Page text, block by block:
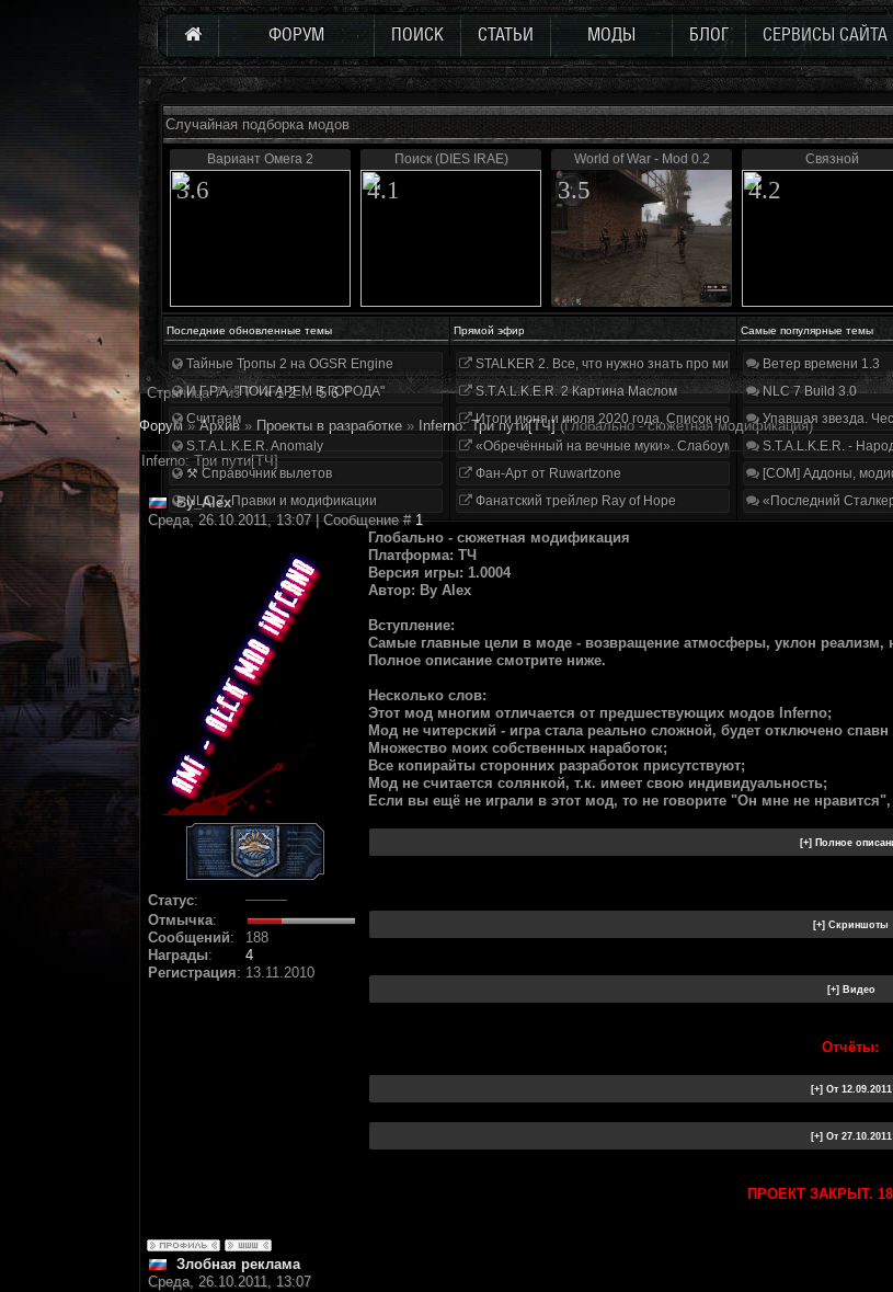
ФОРУМ ПОИСК СТАТЬИ МОДЫ БЛОГ СЕРВИСЫ САЙТА
Случайная подборка модов
Вариант Омега 2
3.6
Поиск (DIES IRAE)
4.1
World of War - Mod 0.2
3.5
Связной
4.2
Последние обновленные темы Прямой эфир Самые популярные темы
Тайные Тропы 2 на OGSR Engine
И.Г.Р.А. "ПОИГАРЕМ В ГОРОДА"
Считаем
S.T.A.L.K.E.R. Anomaly
⚒ Справочник вылетов
NLC 7. Правки и модификации
STALKER 2. Все, что нужно знать про мир, геймплей и сюжет |
S.T.A.L.K.E.R. 2 Картина Маслом
Итоги июня и июля 2020 года. Список нововведений
«Обречённый на вечные муки». Слабоумие и отвага
Фан-Арт от Ruwartzone
Фанатский трейлер Ray of Hope
Ветер времени 1.3
NLC 7 Build 3.0
Упавшая звезда.
S.T.A.L.K.E.R. -
[COM] Аддоны,
«Последний
Страница7из7 « 1 2 … 5 6 7
Форум » Архив » Проекты в разработке » Inferno: Три пути[ТЧ] (Глобально - сюжетная модификация)
Inferno: Три пути[ТЧ]
By_Alex
Среда, 26.10.2011, 13:07 | Сообщение #1
Статус:
Отмычка:
Сообщений:
188
Награды:
4
Регистрация: 13.11.2010
Глобально - сюжетная модификация
Платформа: ТЧ
Версия игры: 1.0004
Автор: By Alex
Вступление:
Самые главные цели в моде - возвращение атмосферы, уклон реализм,
Полное описание смотрите ниже.
Несколько слов:
Этот мод многим отличается от предшествующих модов Inferno;
Мод не читерский - игра стала реально сложной, будет отключено
Множество моих собственных наработок;
Все копирайты сторонних разработок присутствуют;
Мод не считается солянкой, т.к. имеет свою индивидуальность;
Если вы ещё не играли в этот мод, то не говорите "Он мне не нравится",
Отчёты:
ПРОЕКТ ЗАКРЫТ.
Злобная реклама
Среда, 26.10.2011, 13:07